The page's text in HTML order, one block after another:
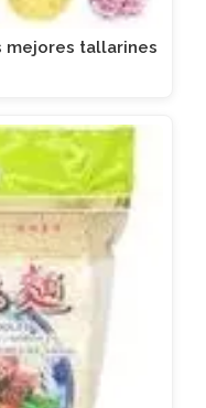
mejores tallarines